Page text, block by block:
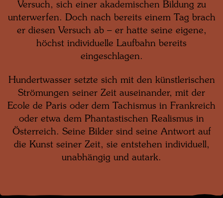
Versuch, sich einer akademischen Bildung zu
unterwerfen. Doch nach bereits einem Tag brach
er diesen Versuch ab – er hatte seine eigene,
höchst individuelle Laufbahn bereits
eingeschlagen.
Hundertwasser setzte sich mit den künstlerischen
Strömungen seiner Zeit auseinander, mit der
Ecole de Paris oder dem Tachismus in Frankreich
oder etwa dem Phantastischen Realismus in
Österreich. Seine Bilder sind seine Antwort auf
die Kunst seiner Zeit, sie entstehen individuell,
unabhängig und autark.